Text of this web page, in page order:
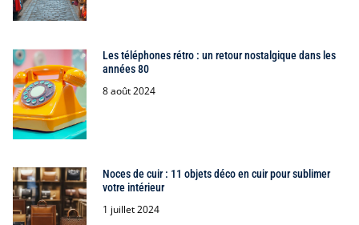
Les téléphones rétro : un retour nostalgique dans les
années 80
8 août 2024
Noces de cuir : 11 objets déco en cuir pour sublimer
votre intérieur
1 juillet 2024